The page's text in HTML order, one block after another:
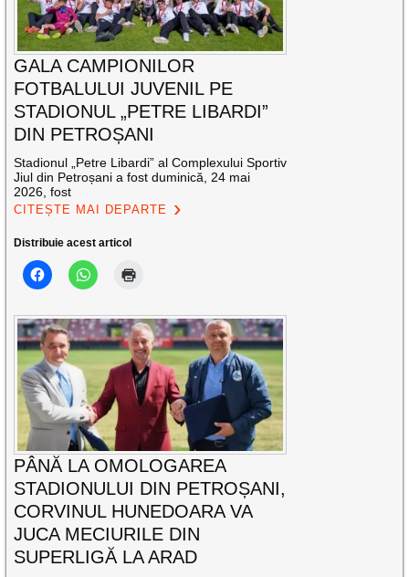
GALA CAMPIONILOR
FOTBALULUI JUVENIL PE
STADIONUL „PETRE LIBARDI”
DIN PETROȘANI
Stadionul „Petre Libardi” al Complexului Sportiv
Jiul din Petroșani a fost duminică, 24 mai
2026, fost
CITEȘTE MAI DEPARTE
Distribuie acest articol
PÂNĂ LA OMOLOGAREA
STADIONULUI DIN PETROȘANI,
CORVINUL HUNEDOARA VA
JUCA MECIURILE DIN
SUPERLIGĂ LA ARAD